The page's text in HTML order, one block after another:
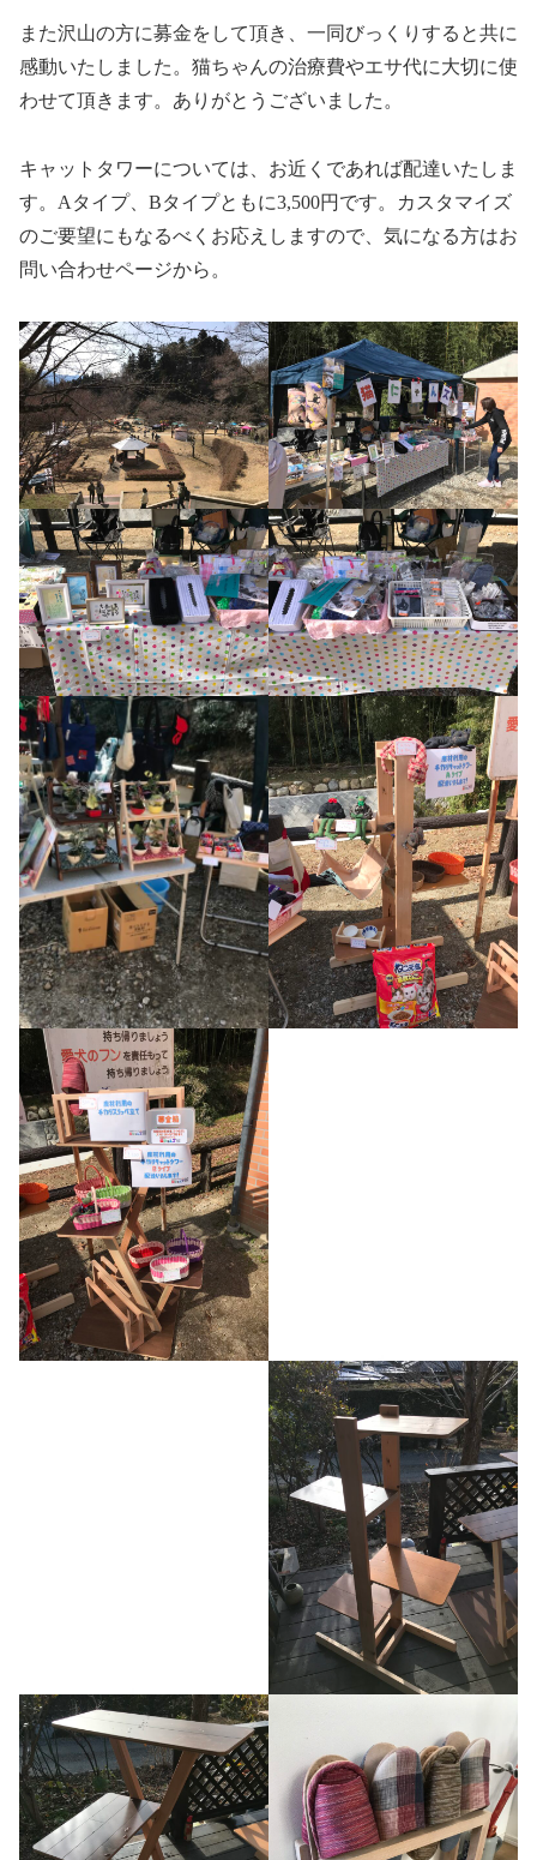
また沢山の方に募金をして頂き、一同びっくりすると共に
感動いたしました。猫ちゃんの治療費やエサ代に大切に使
わせて頂きます。ありがとうございました。
キャットタワーについては、お近くであれば配達いたしま
す。Aタイプ、Bタイプともに3,500円です。カスタマイズ
のご要望にもなるべくお応えしますので、気になる方はお
問い合わせページから。